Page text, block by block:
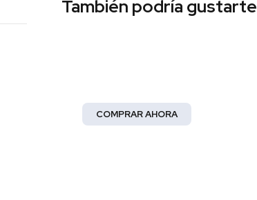
También podría gustarte
COMPRAR AHORA